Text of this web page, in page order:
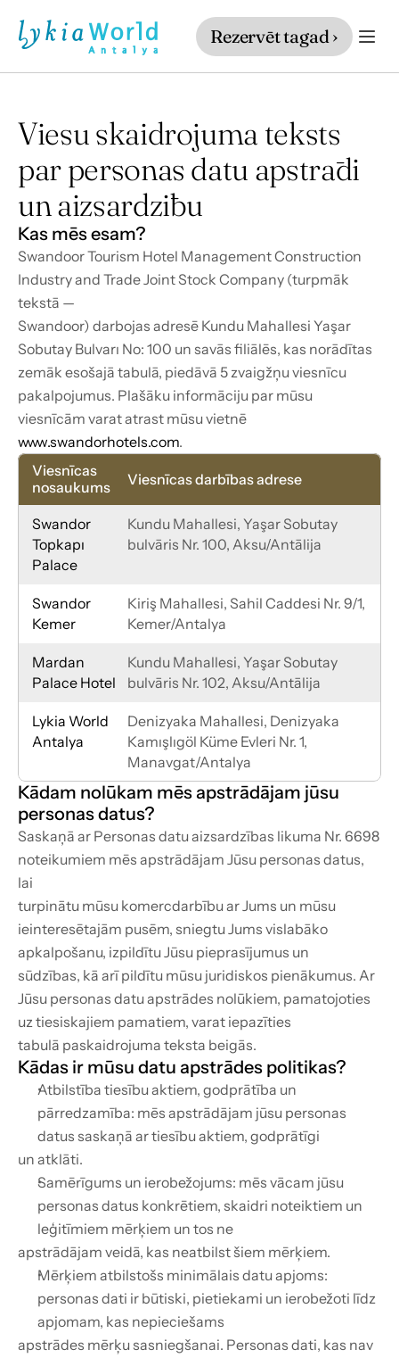
Viesu skaidrojuma teksts
par personas datu apstrādi
un aizsardzību
Kas mēs esam?
Swandoor Tourism Hotel Management Construction
Industry and Trade Joint Stock Company (turpmāk
tekstā —
Swandoor) darbojas adresē Kundu Mahallesi Yaşar
Sobutay Bulvarı No: 100 un savās filiālēs, kas norādītas
zemāk esošajā tabulā, piedāvā 5 zvaigžņu viesnīcu
pakalpojumus. Plašāku informāciju par mūsu
www.swandorhotels.com.
Viesnīcas
nosaukums
Viesnīcas darbības adrese
Swandor
Topkapı
Palace
Kundu Mahallesi, Yaşar Sobutay
bulvāris Nr. 100, Aksu/Antālija
Swandor
Kemer
Kiriş Mahallesi, Sahil Caddesi Nr. 9/1,
Kemer/Antalya
Mardan
Palace Hotel
Kundu Mahallesi, Yaşar Sobutay
bulvāris Nr. 102, Aksu/Antālija
Lykia World
Antalya
Denizyaka Mahallesi, Denizyaka
Kamışlıgöl Küme Evleri Nr. 1,
Manavgat/Antalya
Kādam nolūkam mēs apstrādājam jūsu
personas datus?
Saskaņā ar Personas datu aizsardzības likuma Nr. 6698
noteikumiem mēs apstrādājam Jūsu personas datus,
lai
turpinātu mūsu komercdarbību ar Jums un mūsu
ieinteresētajām pusēm, sniegtu Jums vislabāko
apkalpošanu, izpildītu Jūsu pieprasījumus un
sūdzības, kā arī pildītu mūsu juridiskos pienākumus. Ar
Jūsu personas datu apstrādes nolūkiem, pamatojoties
uz tiesiskajiem pamatiem, varat iepazīties
tabulā paskaidrojuma teksta beigās.
Kādas ir mūsu datu apstrādes politikas?
Atbilstība tiesību aktiem, godprātība un
pārredzamība: mēs apstrādājam jūsu personas
datus saskaņā ar tiesību aktiem, godprātīgi
un atklāti.
Samērīgums un ierobežojums: mēs vācam jūsu
personas datus konkrētiem, skaidri noteiktiem un
leģitīmiem mērķiem un tos ne
apstrādājam veidā, kas neatbilst šiem mērķiem.
Mērķiem atbilstošs minimālais datu apjoms:
personas dati ir būtiski, pietiekami un ierobežoti līdz
apjomam, kas nepieciešams
apstrādes mērķu sasniegšanai. Personas dati, kas nav
Rezervēt tagad ›